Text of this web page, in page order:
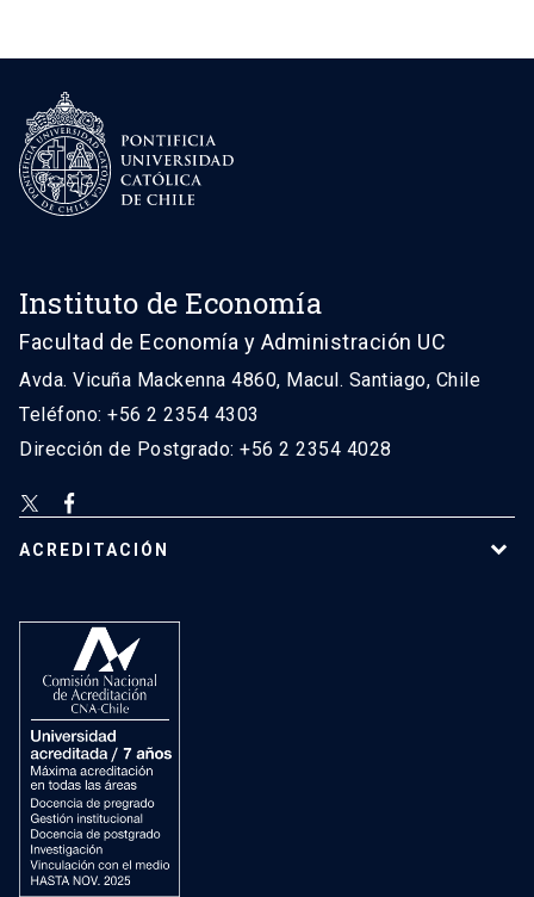
Instituto de Economía
Facultad de Economía y Administración UC
Avda. Vicuña Mackenna 4860, Macul. Santiago, Chile
Teléfono: +56 2 2354 4303
Dirección de Postgrado: +56 2 2354 4028
ACREDITACIÓN